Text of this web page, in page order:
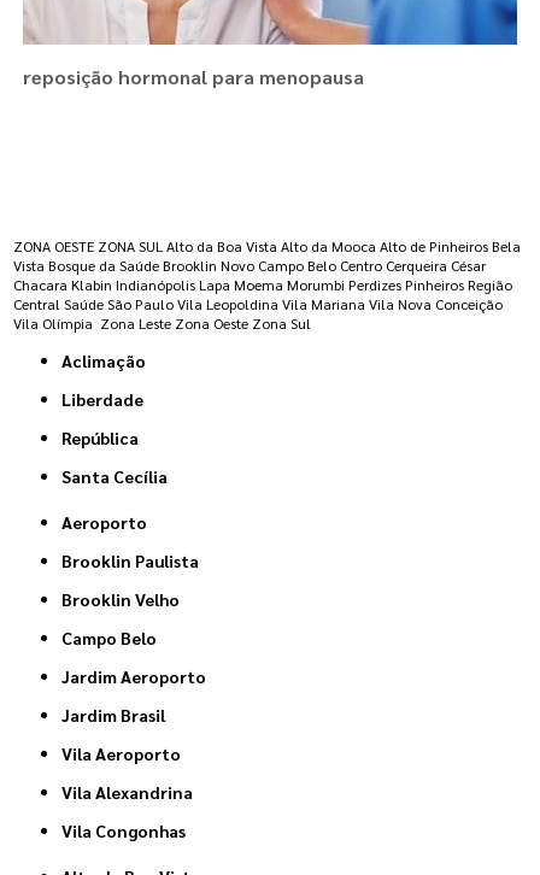
reposição hormonal para menopausa
ZONA OESTE ZONA SUL Alto da Boa Vista Alto da Mooca Alto de Pinheiros Bela
Vista Bosque da Saúde Brooklin Novo Campo Belo Centro Cerqueira César
Chacara Klabin Indianópolis Lapa Moema Morumbi Perdizes Pinheiros Região
Central Saúde São Paulo Vila Leopoldina Vila Mariana Vila Nova Conceição
Vila Olímpia Zona Leste Zona Oeste Zona Sul
Aclimação
Liberdade
República
Santa Cecília
Aeroporto
Brooklin Paulista
Brooklin Velho
Campo Belo
Jardim Aeroporto
Jardim Brasil
Vila Aeroporto
Vila Alexandrina
Vila Congonhas